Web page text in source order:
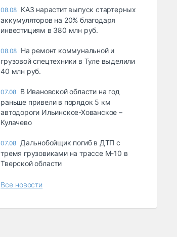
08.08 КАЗ нарастит выпуск стартерных
аккумуляторов на 20% благодаря
инвестициям в 380 млн руб.
08.08 На ремонт коммунальной и
грузовой спецтехники в Туле выделили
40 млн руб.
07.08 В Ивановской области на год
раньше привели в порядок 5 км
автодороги Ильинское-Хованское –
Кулачево
07.08 Дальнобойщик погиб в ДТП с
тремя грузовиками на трассе М-10 в
Тверской области
Все новости